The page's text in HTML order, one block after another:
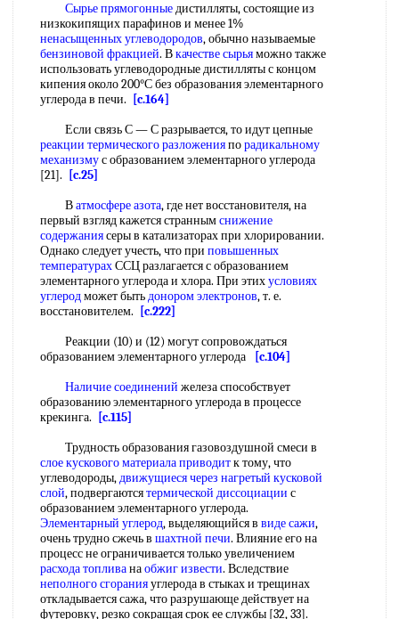
Сырье прямогонныедистилляты, состоящие из
низкокипящих парафинов и менее 1%
ненасыщенных углеводородов, обычно называемые
бензиновой фракцией. Вкачестве сырьяможно также
использовать углеводородные дистилляты с концом
кипения около 200°С без образования элементарного
углерода в печи.
[c.164]
Если связь С — С разрывается, то идут цепные
реакции термического разложенияпорадикальному
механизмус образованием элементарного углерода
[21].
[c.25]
Ватмосфере азота, где нет восстановителя, на
первый взгляд кажется страннымснижение
содержаниясеры в катализаторах при хлорировании.
Однако следует учесть, что при повышенных
температурахССЦ разлагается с образованием
элементарного углерода и хлора. При этихусловиях
углеродможет бытьдонором электронов, т. е.
восстановителем.
[c.222]
Реакции (10) и (12) могут сопровождаться
образованием элементарного углерода
[c.104]
Наличие соединений железа способствует
образованию элементарного углерода в процессе
крекинга.
[c.115]
Трудность образования газовоздушной смеси в
слое кусковогоматериала приводитк тому, что
углеводороды,движущиеся через нагретый кусковой
слой, подвергаютсятермической диссоциации с
образованием элементарного углерода.
Элементарный углерод, выделяющийся в виде сажи,
очень трудно сжечь в шахтной печи. Влияние его на
процесс не ограничивается только увеличением
расхода топливанаобжиг извести. Вследствие
неполного сгоранияуглерода в стыках и трещинах
откладывается сажа, что разрушающе действует на
футеровку, резко сокращая срок ее службы [32, 33].